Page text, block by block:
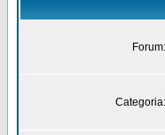
Forum:
Categoria: